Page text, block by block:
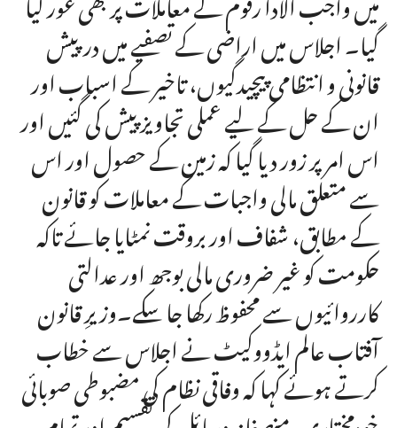
گیا۔ اجلاس میں اراضی کے تصفیے میں درپیش
قانونی و انتظامی پیچیدگیوں، تاخیر کے اسباب اور
ان کے حل کے لیے عملی تجاویز پیش کی گئیں اور
اس امر پر زور دیا گیا کہ زمین کے حصول اور اس
سے متعلق مالی واجبات کے معاملات کو قانون
کے مطابق، شفاف اور بروقت نمٹایا جائے تاکہ
حکومت کو غیر ضروری مالی بوجھ اور عدالتی
کارروائیوں سے محفوظ رکھا جا سکے۔وزیرِ قانون
آفتاب عالم ایڈووکیٹ نے اجلاس سے خطاب
کرتے ہوئے کہا کہ وفاقی نظام کی مضبوطی صوبائی